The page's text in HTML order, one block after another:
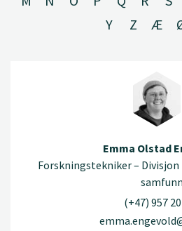
Y
Z Æ
Emma Olstad
Forskningstekniker –
samfunn
(+47) 957